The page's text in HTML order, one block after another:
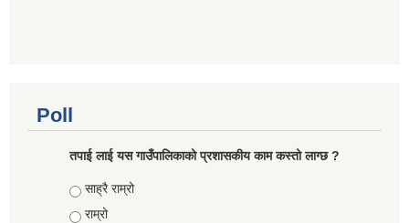
Poll
तपाई लाई यस गाउँपालिकाको प्रशासकीय काम कस्तो लाग्छ ?
Choices
साह्रै राम्रो
राम्रो